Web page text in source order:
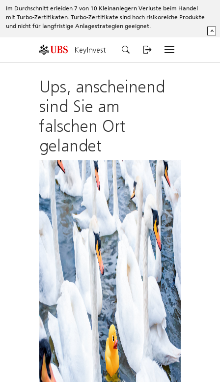
Im Durchschnitt erleiden 7 von 10 Kleinanlegern Verluste beim Handel
mit Turbo-Zertifikaten. Turbo-Zertifikate sind hoch risikoreiche Produkte
und nicht für langfristige Anlagestrategien geeignet.
^
KeyInvest
Ups, anscheinend
sind Sie am
falschen Ort
gelandet